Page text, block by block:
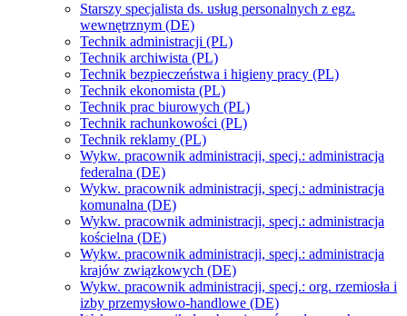
Starszy specjalista ds. usług personalnych z egz.
wewnętrznym (DE)
Technik administracji (PL)
Technik archiwista (PL)
Technik bezpieczeństwa i higieny pracy (PL)
Technik ekonomista (PL)
Technik prac biurowych (PL)
Technik rachunkowości (PL)
Technik reklamy (PL)
Wykw. pracownik administracji, specj.: administracja
federalna (DE)
Wykw. pracownik administracji, specj.: administracja
komunalna (DE)
Wykw. pracownik administracji, specj.: administracja
kościelna (DE)
Wykw. pracownik administracji, specj.: administracja
krajów związkowych (DE)
Wykw. pracownik administracji, specj.: org. rzemiosła i
izby przemysłowo-handlowe (DE)